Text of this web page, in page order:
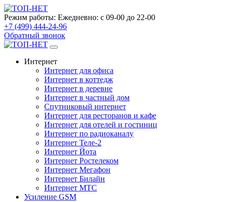
Режим работы: Ежедневно: с 09-00 до 22-00
+7 (499) 444-24-96
Обратный звонок
Интернет
Интернет для офиса
Интернет в коттедж
Интернет в деревне
Интернет в частный дом
Спутниковый интернет
Интернет для ресторанов и кафе
Интернет для отелей и гостиниц
Интернет по радиоканалу
Интернет Теле-2
Интернет Йота
Интернет Ростелеком
Интернет Мегафон
Интернет Билайн
Интернет МТС
Усиление GSM